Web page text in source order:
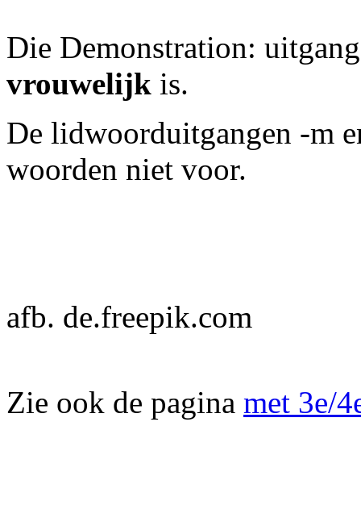
Die Demonstration:
vrouwelijk is.
De lidwoorduitgangen -m
woorden niet voor.
afb. de.freepik.com
Zie ook de pagina met 3e/